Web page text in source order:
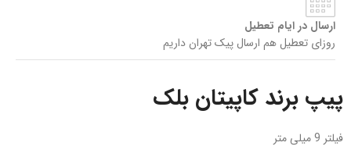
ارسال در ایام تعطیل
روزای تعطیل هم ارسال پیک تهران داریم
پیپ برند کاپیتان بلک
فیلتر 9 میلی متر